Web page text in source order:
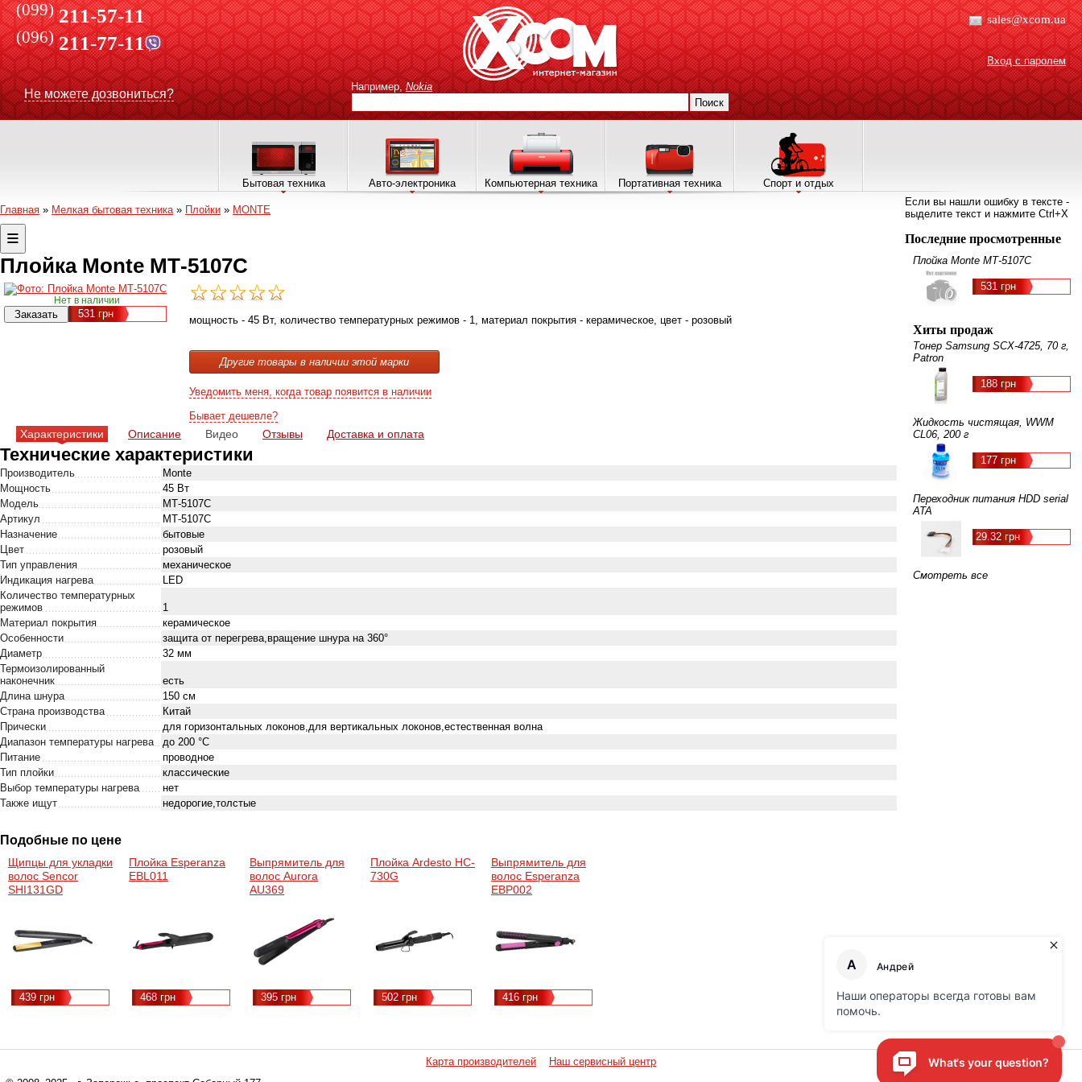
(099) 211-57-11
(096)211-77-11
Не можете дозвониться?
sales@xcom.ua
Вход с паролем
Например, Nokia
Поиск
Бытовая техника Авто-электроника Компьютерная техника Портативная техника Спорт и отдых
Главная » Мелкая бытовая техника» Плойки » MONTE
Плойка Monte МТ-5107С
Нет в наличии
531грн
мощность - 45 Вт, количество температурных режимов - 1, материал покрытия - керамическое, цвет - розовый
Другие товары в наличии этой марки
Уведомить меня, когда товар появится в наличии
Бывает дешевле?
Характеристики Описание Видео Отзывы Доставка и оплата
Технические характеристики
Производитель
Monte
Мощность
45 Вт
Модель
МТ-5107С
Артикул
МТ-5107С
Назначение
бытовые
Цвет
розовый
Тип управления
механическое
Индикация нагрева
LED
Количество температурных
режимов
1
Материал покрытия
керамическое
Особенности
защита от перегрева,вращение шнура на 360°
Диаметр
32 мм
Термоизолированный
наконечник
есть
Длина шнура
150 см
Страна производства
Китай
Прически
для горизонтальных локонов,для вертикальных локонов,естественная волна
Диапазон температуры нагрева
до 200 °С
Питание
проводное
Тип плойки
классические
Выбор температуры нагрева
нет
Также ищут
недорогие,толстые
Подобные по цене
Щипцы для укладки
волос Sencor
SHI131GD
439 грн
Плойка Esperanza
EBL011
468 грн
Выпрямитель для
волос Aurora
AU369
395 грн
Плойка Ardesto HC-
730G
502 грн
Выпрямитель для
волос Esperanza
EBP002
416 грн
Если вы нашли ошибку в тексте -
выделите текст и нажмите Ctrl+X
Последние просмотренные
Плойка Monte МТ-5107С
531 грн
Хиты продаж
Тонер Samsung SCX-4725, 70 г,
Patron
188 грн
Жидкость чистящая, WWM
CL06, 200 г
177 грн
Переходник питания HDD serial
ATA
29.32 грн
Смотреть все
Карта производителей
Наш сервисный центр